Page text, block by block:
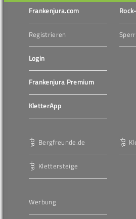
Frankenjura.com
Registrieren
Login
Frankenjura Premium
KletterApp
Bergfreunde.de
Klettersteige
Werbung